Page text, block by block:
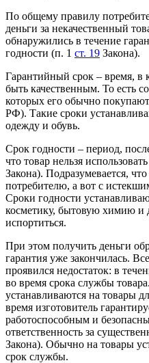
По общему правилу
деньги за некачественный
обнаружились в течение
годности (п. 1 ст. 19 Закона).
Гарантийный срок – время, в
быть качественным. То есть
которых его обычно
РФ). Такие сроки
одежду и обувь.
Срок годности – период,
что товар нельзя
Закона). Подразумевается,
потребителю, а вот с
Сроки годности
косметику, бытовую химию и
испортиться.
При этом получить деньги
гарантия уже закончилась.
проявился недостаток: в
во время срока службы
устанавливаются на товары
время изготовитель
работоспособным и
ответственность за
Закона). Обычно на товары
срок службы.